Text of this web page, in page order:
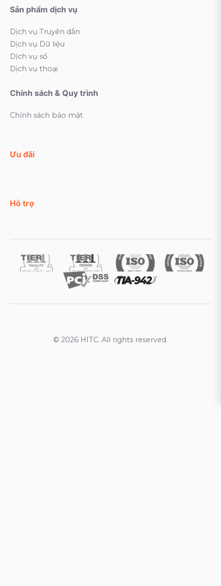
Sản phẩm dịch vụ
Dịch vụ Truyền dẫn
Dịch vụ Dữ liệu
Dịch vụ số
Dịch vụ thoại
Chính sách & Quy trình
Chính sách bảo mật
Ưu đãi
Hỗ trợ
© 2026 HITC. All rights reserved.